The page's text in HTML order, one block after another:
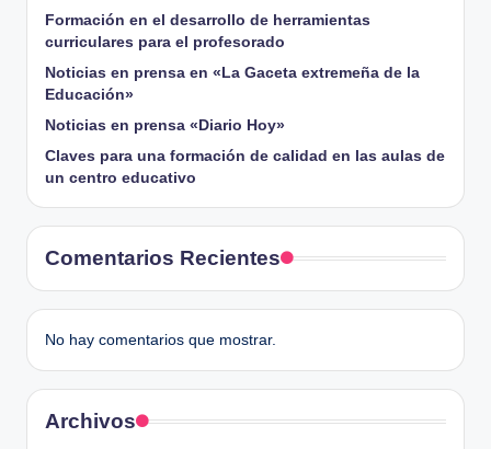
Formación en el desarrollo de herramientas
curriculares para el profesorado
Noticias en prensa en «La Gaceta extremeña de la
Educación»
Noticias en prensa «Diario Hoy»
Claves para una formación de calidad en las aulas de
un centro educativo
Comentarios Recientes
No hay comentarios que mostrar.
Archivos